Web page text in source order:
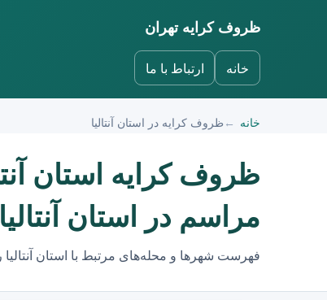
ظروف کرایه تهران
خانه ارتباط با ما
خانه ظروف کرایه در استان آنتالیا
ظروف کرایه استان
مراسم در استان آنتالیا
فهرست شهرها و محله‌های مرتبط با استان آنتالیا